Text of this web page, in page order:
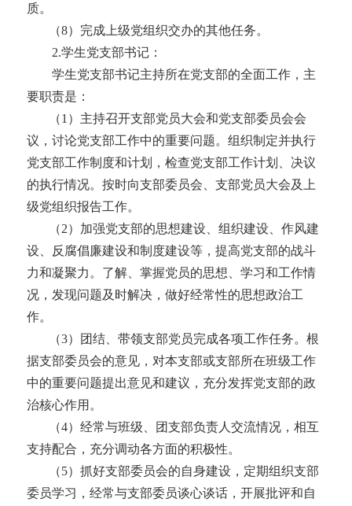
质。
（8） 完成上级党组织交办的其他任务。
2.学生党支部书记：
学生党支部书记主持所在党支部的全面工作，主
要职责是：
（1）主持召开支部党员大会和党支部委员会会
议，讨论党支部工作中的重要问题。组织制定并执行
党支部工作制度和计划，检查党支部工作计划、决议
的执行情况。按时向支部委员会、支部党员大会及上
级党组织报告工作。
（2）加强党支部的思想建设、组织建设、作风建
设、反腐倡廉建设和制度建设等，提高党支部的战斗
力和凝聚力。了解、掌握党员的思想、学习和工作情
况，发现问题及时解决，做好经常性的思想政治工
作。
（3）团结、带领支部党员完成各项工作任务。根
据支部委员会的意见，对本支部或支部所在班级工作
中的重要问题提出意见和建议，充分发挥党支部的政
治核心作用。
（4）经常与班级、团支部负责人交流情况，相互
支持配合，充分调动各方面的积极性。
（5）抓好支部委员会的自身建设，定期组织支部
委员学习，经常与支部委员谈心谈话，开展批评和自